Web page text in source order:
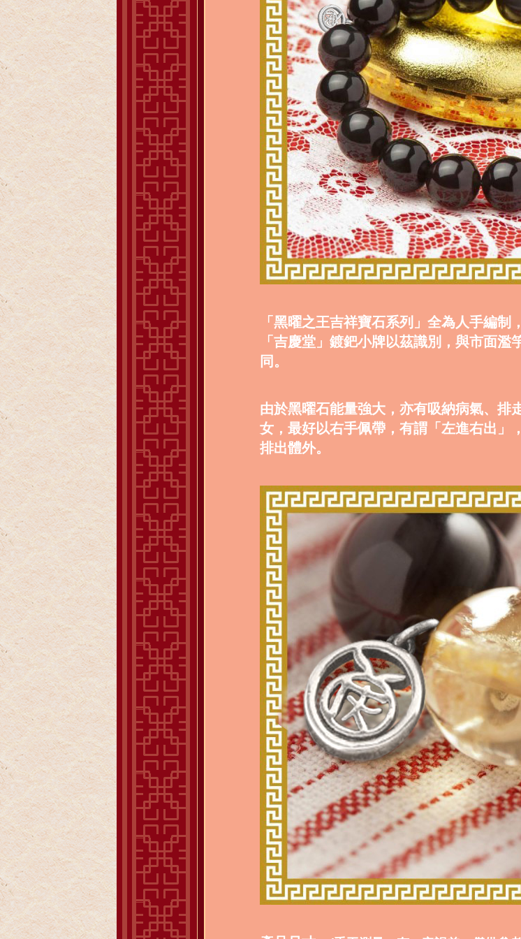
「黑曜之王吉祥寶石系列」全為人手編制
「吉慶堂」鍍鈀小牌以茲識別，與市面濫
同。
由於黑曜石能量強大，亦有吸納病氣、排
女，最好以右手佩帶，有謂「左進右出」
排出體外。